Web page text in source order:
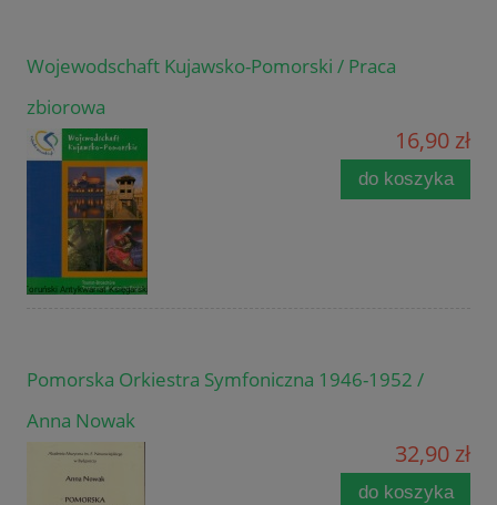
Wojewodschaft Kujawsko-Pomorski / Praca
zbiorowa
16,90 zł
do koszyka
Pomorska Orkiestra Symfoniczna 1946-1952 /
Anna Nowak
32,90 zł
do koszyka